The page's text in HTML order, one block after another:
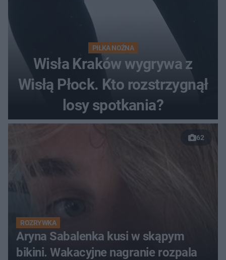
PIŁKA NOŻNA
Wisła Kraków wygrywa z
Wisłą Płock. Kto rozstrzygnął
losy spotkania?
62
ROZRYWKA
Aryna Sabalenka kusi w skąpym
bikini. Wakacyjne nagranie rozpala